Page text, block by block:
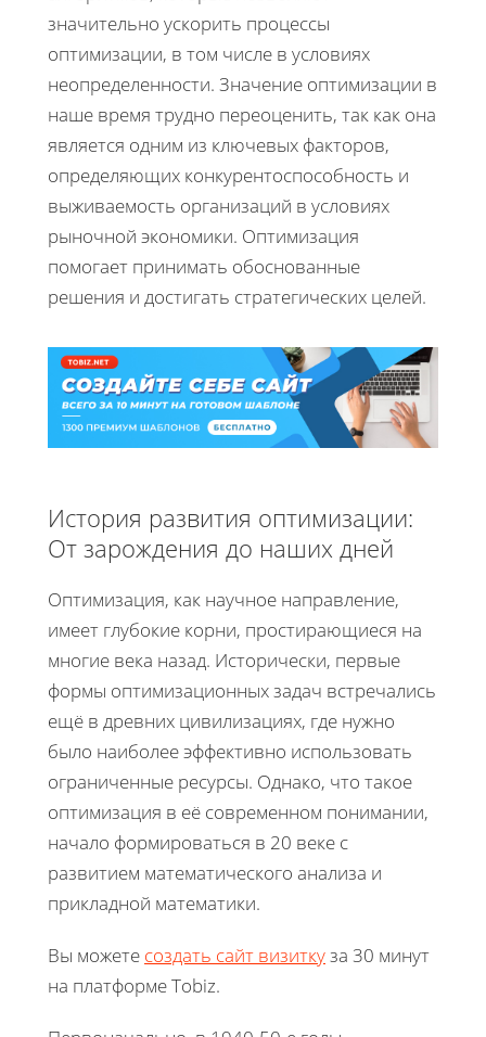
значительно ускорить процессы
оптимизации, в том числе в условиях
неопределенности. Значение оптимизации в
наше время трудно переоценить, так как она
является одним из ключевых факторов,
определяющих конкурентоспособность и
выживаемость организаций в условиях
рыночной экономики. Оптимизация
помогает принимать обоснованные
решения и достигать стратегических целей.
История развития оптимизации:
От зарождения до наших дней
Оптимизация, как научное направление,
имеет глубокие корни, простирающиеся на
многие века назад. Исторически, первые
формы оптимизационных задач встречались
ещё в древних цивилизациях, где нужно
было наиболее эффективно использовать
ограниченные ресурсы. Однако, что такое
оптимизация в её современном понимании,
начало формироваться в 20 веке с
развитием математического анализа и
прикладной математики.
Вы можете создать сайт визиткуза 30 минут
на платформе Tobiz.